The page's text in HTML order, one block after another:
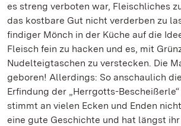
es streng verboten war, Fleischliches
das kostbare Gut nicht verderben zu
findiger Mönch in der Küche auf die
Fleisch fein zu hacken und es, mit
Nudelteigtaschen zu verstecken. Die
geboren! Allerdings: So anschaulich
Erfindung der „Herrgotts-
stimmt an vielen Ecken und Enden
eine gute Geschichte und hat längst